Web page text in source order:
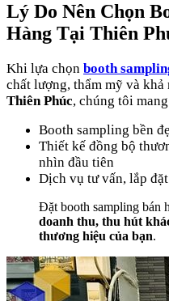
Lý Do Nên Chọn
Hàng Tại Thiên
Khi lựa chọn booth
chất lượng, thẩm mỹ và
Thiên Phúc, chúng tôi
Booth sampling bền
Thiết kế đồng bộ
nhìn đầu tiên
Dịch vụ tư vấn, lắp
Đặt booth sampling bán
doanh thu, thu hút
thương hiệu của bạn.